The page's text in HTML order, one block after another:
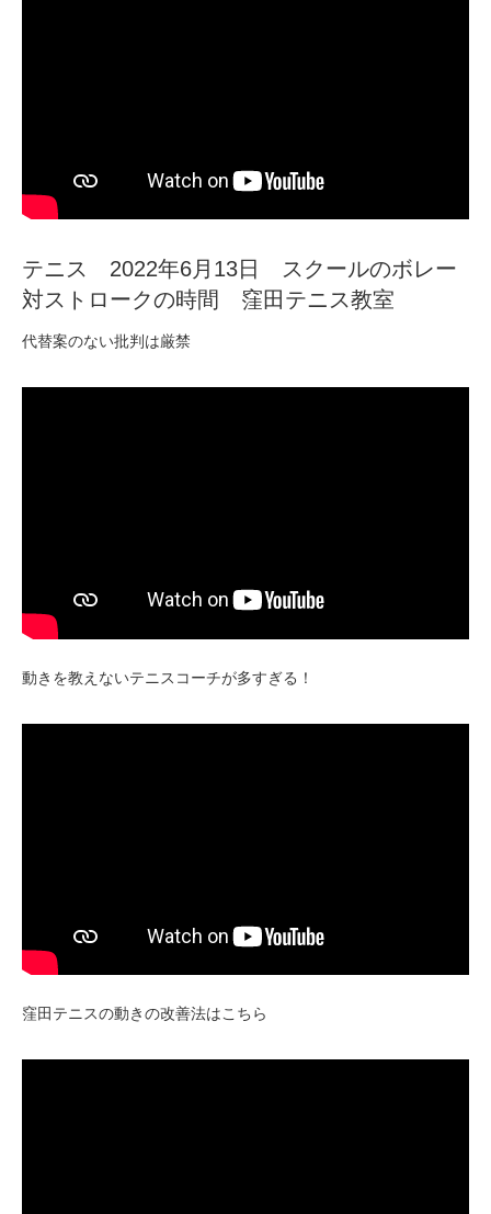
テニス 2022年6月13日 スクールのボレー
対ストロークの時間 窪田テニス教室
代替案のない批判は厳禁
動きを教えないテニスコーチが多すぎる！
窪田テニスの動きの改善法はこちら